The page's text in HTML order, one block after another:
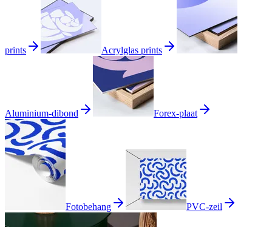
prints Acrylglas prints
Aluminium-dibond Forex-plaat
Fotobehang PVC-zeil